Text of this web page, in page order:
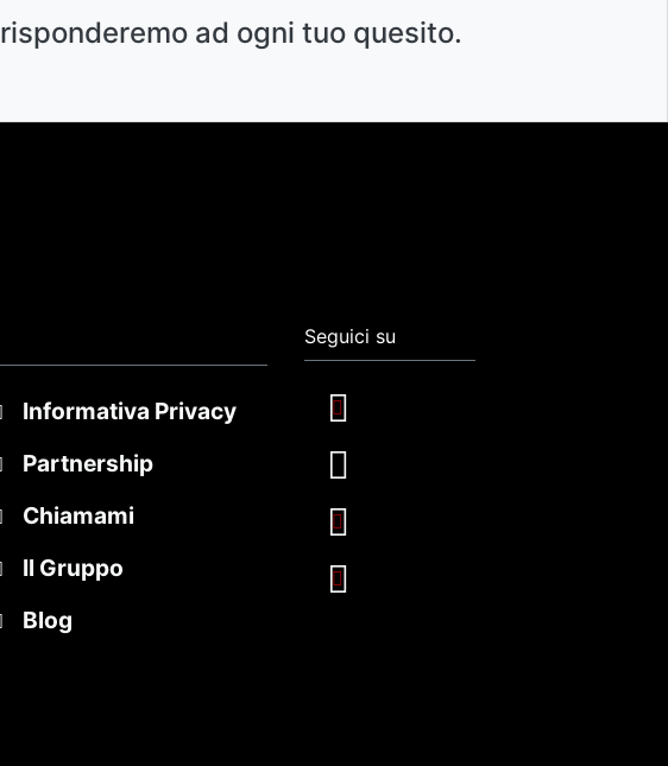
risponderemo ad ogni tuo quesito.
Informativa Privacy
Partnership
Chiamami
Il Gruppo
Blog
Seguici su